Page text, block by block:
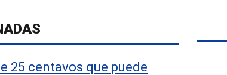
25 centavos que puede